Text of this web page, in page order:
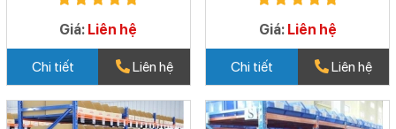
Giá: Liên hệ
Chi tiết Liên hệ
Giá: Liên hệ
Chi tiết Liên hệ